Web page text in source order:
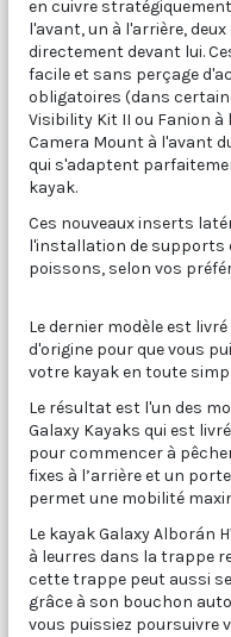
en cuivre
l'avant, un à l'arrière,
directement devant lui.
facile et sans perçage
obligatoires (dans
Visibility Kit II ou Fanion à
Camera Mount à l'avant
qui s'adaptent
kayak.
Ces nouveaux inserts
l'installation de supports
poissons, selon vos
Le dernier modèle est
d'origine pour que vous
votre kayak en toute
Le résultat est l'un des
Galaxy Kayaks qui est
pour commencer à
fixes à l’arrière et un
permet une mobilité
Le kayak Galaxy Alborán
à leurres dans la trappe
cette trappe peut aussi
grâce à son bouchon
vous puissiez poursuivre